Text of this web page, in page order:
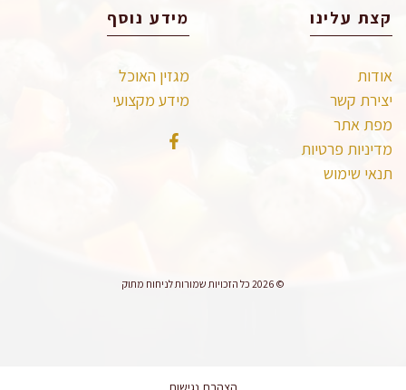
קצת עלינו
אודות
יצירת קשר
מפת אתר
מדיניות פרטיות
תנאי שימוש
מידע נוסף
מגזין האוכל
מידע מקצועי
© 2026 כל הזכויות שמורות לניחוח מתוק